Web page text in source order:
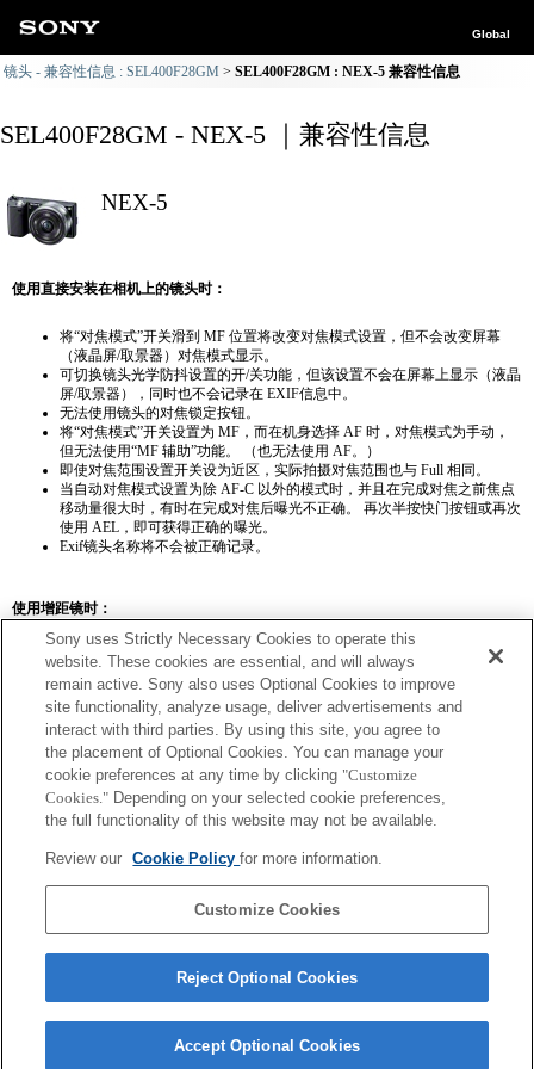
Global
镜头 - 兼容性信息 : SEL400F28GM SEL400F28GM : NEX-5 兼容性信息
SEL400F28GM - NEX-5 ｜兼容性信息
NEX-5
使用直接安装在相机上的镜头时：
将“对焦模式”开关滑到 MF 位置将改变对焦模式设置，但不会改变屏幕
（液晶屏/取景器）对焦模式显示。
可切换镜头光学防抖设置的开/关功能，但该设置不会在屏幕上显示（液晶
屏/取景器），同时也不会记录在 EXIF信息中。
无法使用镜头的对焦锁定按钮。
将“对焦模式”开关设置为 MF，而在机身选择 AF 时，对焦模式为手动，
但无法使用“MF 辅助”功能。 （也无法使用 AF。）
即使对焦范围设置开关设为近区，实际拍摄对焦范围也与 Full 相同。
当自动对焦模式设置为除 AF-C 以外的模式时，并且在完成对焦之前焦点
移动量很大时，有时在完成对焦后曝光不正确。 再次半按快门按钮或再次
使用 AEL，即可获得正确的曝光。
Exif镜头名称将不会被正确记录。
使用增距镜时：
SEL14TC SEL20TC
SEL14TC
相机可能会在设置连续 AF 后对焦不准。
Exif 鏡頭名的焦距和最大光圈會以放大倍數值列出。然而，如光圈值乘以放
Sony uses Strictly Necessary Cookies to operate this
website. These cookies are essential, and will always
remain active. Sony also uses Optional Cookies to improve
site functionality, analyze usage, deliver advertisements and
interact with third parties. By using this site, you agree to
the placement of Optional Cookies. You can manage your
cookie preferences at any time by clicking "Customize
Cookies." Depending on your selected cookie preferences,
the full functionality of this website may not be available.
Review our Cookie Policyfor more information.
Customize Cookies
Reject Optional Cookies
Accept Optional Cookies